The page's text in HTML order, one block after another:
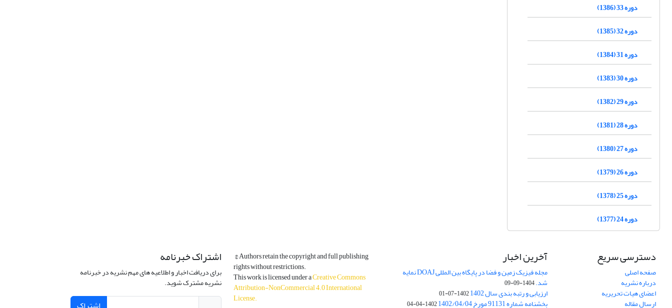
دوره 33 (1386)
دوره 32 (1385)
دوره 31 (1384)
دوره 30 (1383)
دوره 29 (1382)
دوره 28 (1381)
دوره 27 (1380)
دوره 26 (1379)
دوره 25 (1378)
دوره 24 (1377)
دسترسی سریع
صفحه اصلی
درباره نشریه
اعضای هیات تحریریه
ارسال مقاله
آخرین اخبار
مجله فیزیک زمین و فضا در پایگاه بین المللی DOAJ نمایه
شد.1404-09-09
ارزیابی و رتبه بندی سال 1402 1402-07-01
بخشنامه شماره 91131 مورخ 1402/04/04 1402-04-04
© Authors retain the copyright and full publishing
rights without restrictions.
This work is licensed under aCreative Commons
Attribution-NonCommercial 4.0 International
License.
اشتراک خبرنامه
برای دریافت اخبار و اطلاعیه های مهم نشریه در خبرنامه
نشریه مشترک شوید.